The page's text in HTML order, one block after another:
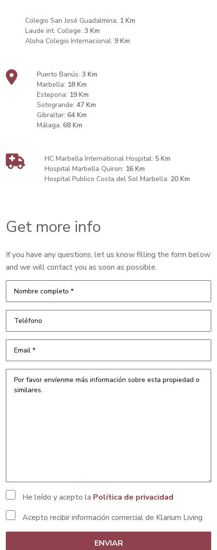
Colegio San José Guadalmina: 1 Km
Laude int. College: 3 Km
Aloha Colegio Internacional: 9 Km
Puerto Banús:3 Km
Marbella: 18 Km
Estepona: 19 Km
Sotogrande:47 Km
Gibraltar:64 Km
Málaga:68 Km
HC Marbella International Hospital: 5 Km
Hospital Marbella Quiron: 16 Km
Hospital Publico Costa del Sol Marbella: 20 Km
Get more info
If you have any questions, let us know filling the form below
and we will contact you as soon as possible.
He leído y acepto la Política de privacidad
Acepto recibir información comercial de Klarium Living